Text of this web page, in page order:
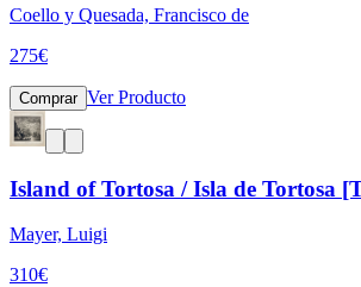
Coello y Quesada, Francisco de
275€
Comprar Ver Producto
Island of Tortosa / Isla de Tortosa
Mayer, Luigi
310€